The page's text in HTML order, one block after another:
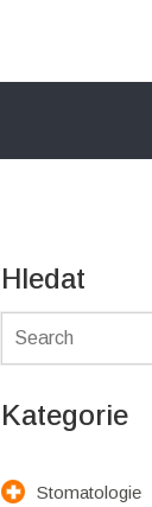
Hledat
Kategorie
Stomatologie